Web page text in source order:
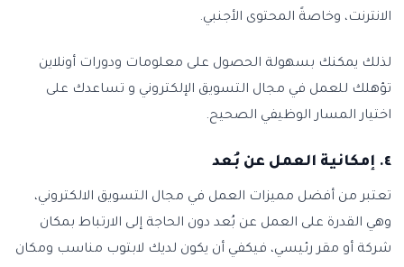
الانترنت، وخاصةً المحتوى الأجنبي.
لذلك يمكنك بسهولة الحصول على معلومات ودورات أونلاين
تؤهلك للعمل في مجال التسويق الإلكتروني و تساعدك على
اختيار المسار الوظيفي الصحيح.
٤. إمكانية العمل عن بُعد
تعتبر من أفضل مميزات العمل في مجال التسويق الالكتروني،
وهي القدرة على العمل عن بُعد دون الحاجة إلى الارتباط بمكان
شركة أو مقر رئيسي، فيكفي أن يكون لديك لابتوب مناسب ومكان